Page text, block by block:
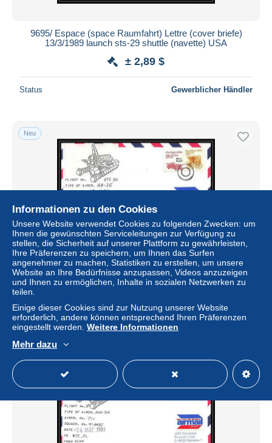
9695/ Espace (space Raumfahrt) Lettre (cover briefe)
13/3/1989 launch sts-29 shuttle (navette) USA
± 2,89 $
Status Gewerblicher Händler
Neu
9699/ Espace (space) Lettre (cover) Signé (signed
autograph) 1989 sts-30 USA
± 7,51 $
Status Gewerblicher Händler
Neu
Informationen zu den Cookies
Unsere Website verwendet Cookies zu folgenden Zwecken: um
Ihnen die gewünschten Serviceleitungen zur Verfügung zu
stellen, die Sicherheit auf unserer Plattform zu gewährleisten,
Ihre Präferenzen zu speichern, um Ihnen das Surfen
angenehmer zu machen, Statistiken zu erstellen, um unsere
Website an Ihre Bedürfnisse anzupassen, Videos anzuzeigen
und Ihnen zu ermöglichen, Inhalte in sozialen Netzwerken zu
teilen.
Einige dieser Cookies sind zur Nutzung unserer Website
erforderlich, andere können entsprechend Ihren Präferenzen
eingestellt werden. Weitere Informationen
Mehr dazu